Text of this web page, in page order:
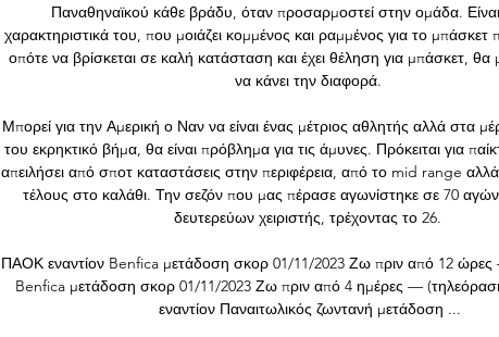
Παναθηναϊκού κάθε βράδυ, όταν προσαρμοστεί στην ομάδα. Είναι
χαρακτηριστικά του, που μοιάζει κομμένος και ραμμένος για το μπάσκετ
οπότε να βρίσκεται σε καλή κατάσταση και έχει θέληση για μπάσκετ, θα
να κάνει την διαφορά.
Μπορεί για την Αμερική ο Ναν να είναι ένας μέτριος αθλητής αλλά στα
του εκρηκτικό βήμα, θα είναι πρόβλημα για τις άμυνες. Πρόκειται για
απειλήσει από σποτ καταστάσεις στην περιφέρεια, από το mid range αλλά
τέλους στο καλάθι. Την σεζόν που μας πέρασε αγωνίστηκε σε 70
δευτερεύων χειριστής, τρέχοντας το 26.
ΠΑΟΚ εναντίον Benfica μετάδοση σκορ 01/11/2023 Ζω πριν από 12
Benfica μετάδοση σκορ 01/11/2023 Ζω πριν από 4 ημέρες —
εναντίον Παναιτωλικός ζωντανή μετάδοση ...